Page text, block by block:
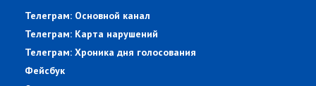
Телеграм: Основной канал
Телеграм: Карта нарушений
Телеграм: Хроника дня голосования
Фейсбук